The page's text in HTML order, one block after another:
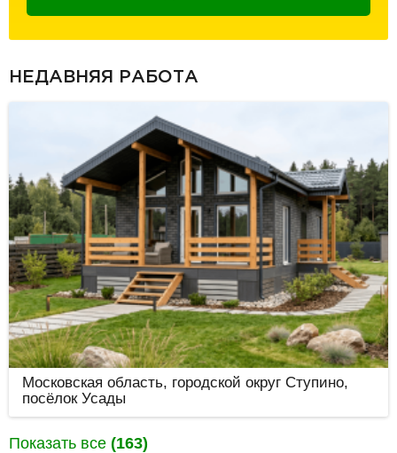
НЕДАВНЯЯ РАБОТА
Московская область, городской округ Ступино,
посёлок Усады
Показать все (163)